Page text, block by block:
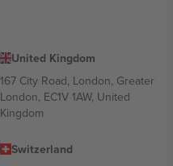
United Kingdom
167 City Road, London, Greater
London, EC1V 1AW, United
Kingdom
Switzerland